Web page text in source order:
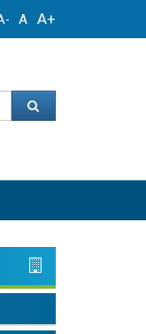
A A+